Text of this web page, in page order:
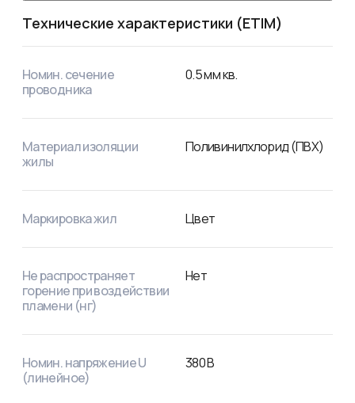
Технические характеристики (ETIM)
Номин. сечение
проводника
0.5мм кв.
Материал изоляции
жилы
Поливинилхлорид (ПВХ)
Маркировка жил Цвет
Не распространяет
горение при воздействии
пламени (нг)
Нет
Номин. напряжение U
(линейное)
380В